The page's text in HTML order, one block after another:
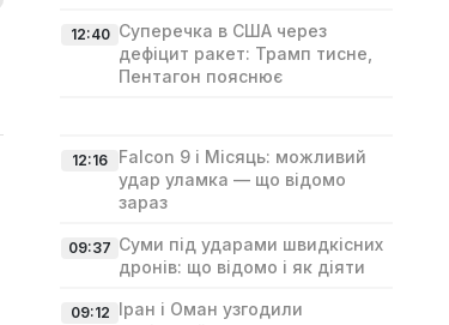
12:40 Суперечка в США через
дефіцит ракет: Трамп тисне,
Пентагон пояснює
12:16
Falcon 9 і Місяць: можливий
удар уламка — що відомо
зараз
09:37 Суми під ударами швидкісних
дронів: що відомо і як діяти
09:12 Іран і Оман узгодили